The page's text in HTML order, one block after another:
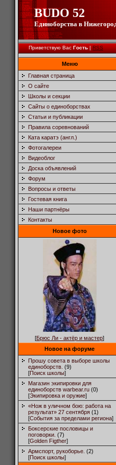
BUDO 52
Единоборства в
Приветствую Вас Гость|RSS
Меню
Главная страница
О сайте
Школы и секции
Сайты о единоборствах
Статьи и публикации
Правила соревнований
Ката каратэ (англ.)
Фотогалереи
Видеоблог
Доска объявлений
Форум
Вопросы и ответы
Гостевая книга
Наши партнёры
Контакты
Новое фото
[Брюс Ли - актёр и мастер]
Новое на форуме
Прошу совета в выборе школы
единоборств. (9)
[Поиск школы]
Магазин экипировки для
единоборств warbear.ru (0)
[Экипировка и оружие]
«Нож в уличном бою: работа на
результат» 27 сентября (1)
[События за пределами региона]
Боксерские пословицы и
поговорки. (7)
[Golden Figther]
Армспорт, рукоборье. (2)
[Поиск школы]